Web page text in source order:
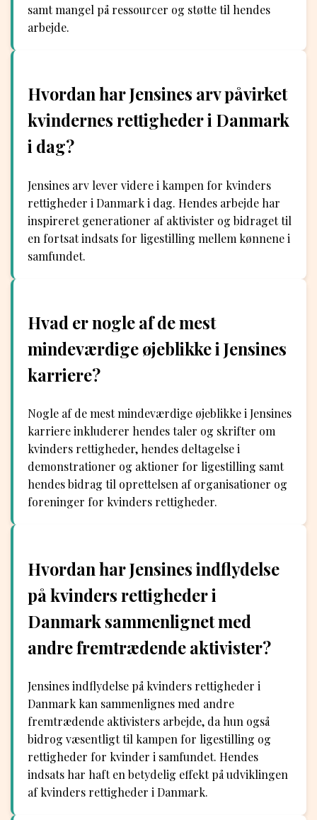
samt mangel på ressourcer og støtte til hendes
arbejde.
Hvordan har Jensines arv påvirket
kvindernes rettigheder i Danmark
i dag?
Jensines arv lever videre i kampen for kvinders
rettigheder i Danmark i dag. Hendes arbejde har
inspireret generationer af aktivister og bidraget til
en fortsat indsats for ligestilling mellem kønnene i
samfundet.
Hvad er nogle af de mest
mindeværdige øjeblikke i Jensines
karriere?
Nogle af de mest mindeværdige øjeblikke i Jensines
karriere inkluderer hendes taler og skrifter om
kvinders rettigheder, hendes deltagelse i
demonstrationer og aktioner for ligestilling samt
hendes bidrag til oprettelsen af organisationer og
foreninger for kvinders rettigheder.
Hvordan har Jensines indflydelse
på kvinders rettigheder i
Danmark sammenlignet med
andre fremtrædende aktivister?
Jensines indflydelse på kvinders rettigheder i
Danmark kan sammenlignes med andre
fremtrædende aktivisters arbejde, da hun også
bidrog væsentligt til kampen for ligestilling og
rettigheder for kvinder i samfundet. Hendes
indsats har haft en betydelig effekt på udviklingen
af kvinders rettigheder i Danmark.